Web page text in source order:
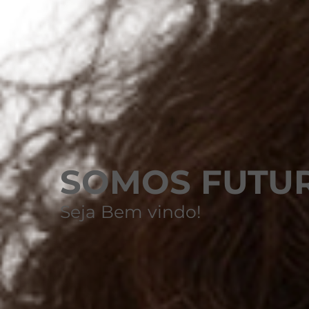
SOMOS
Seja Bem vindo!